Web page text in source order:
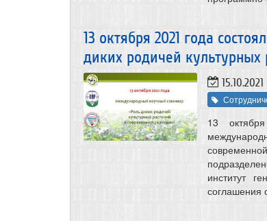
13 октября 2021 года
диких родичей культурных
15.10.2021
13
институт
соглашения